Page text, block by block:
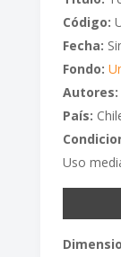
Código:
Fecha:
Fondo:
Autores:
País:
Uso